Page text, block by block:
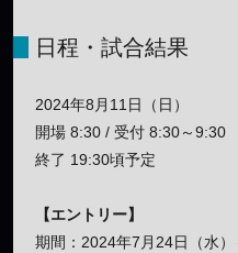
日程・試合結果
2024年8月11日（日）
開場 8:30 / 受付 8:30～9:30
終了 19:30頃予定
【エントリー】
期間：2024年7月24日（水